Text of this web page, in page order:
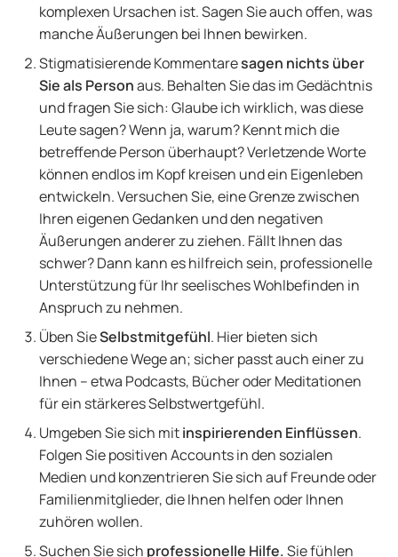
komplexen Ursachen ist. Sagen Sie auch offen, was
manche Äußerungen bei Ihnen bewirken.
Stigmatisierende Kommentaresagen nichts über
Sie als Personaus. Behalten Sie das im Gedächtnis
und fragen Sie sich: Glaube ich wirklich, was diese
Leute sagen? Wenn ja, warum? Kennt mich die
betreffende Person überhaupt? Verletzende Worte
können endlos im Kopf kreisen und ein Eigenleben
entwickeln. Versuchen Sie, eine Grenze zwischen
Ihren eigenen Gedanken und den negativen
Äußerungen anderer zu ziehen. Fällt Ihnen das
schwer? Dann kann es hilfreich sein, professionelle
Unterstützung für Ihr seelisches Wohlbefinden in
Anspruch zu nehmen.
Üben SieSelbstmitgefühl. Hier bieten sich
verschiedene Wege an; sicher passt auch einer zu
Ihnen – etwa Podcasts, Bücher oder Meditationen
für ein stärkeres Selbstwertgefühl.
Umgeben Sie sich mitinspirierenden Einflüssen.
Folgen Sie positiven Accounts in den sozialen
Medien und konzentrieren Sie sich auf Freunde oder
Familienmitglieder, die Ihnen helfen oder Ihnen
zuhören wollen.
Suchen Sie sich professionelle Hilfe.Sie fühlen